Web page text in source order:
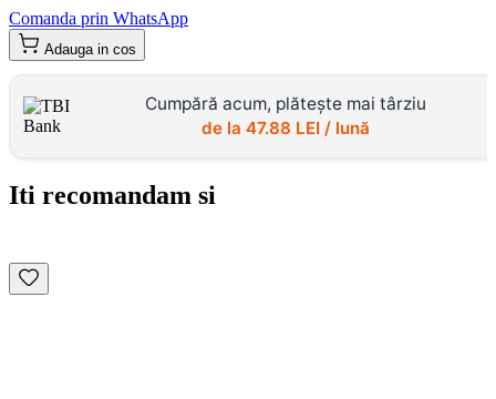
Comanda prin WhatsApp
Adauga in cos
Cumpără acum, plătește mai târziu
de la 47.88 LEI / lună
Iti recomandam si